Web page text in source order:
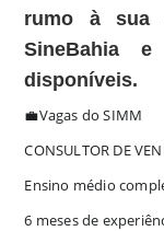
rumo à sua
SineBahia
disponíveis.
💼Vagas do SIMM
CONSULTOR DE
Ensino médio
6 meses de